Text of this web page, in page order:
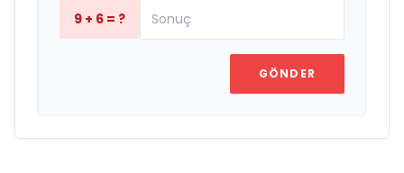
9 + 6 = ?
GÖNDER